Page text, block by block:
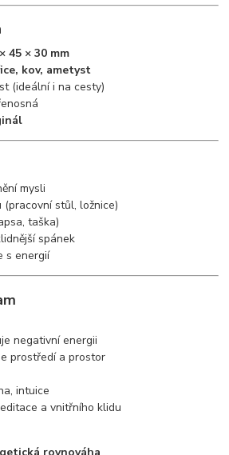
45 × 30 mm
kov, ametyst
(ideální i na cesty)
mysli
stůl, ložnice)
taška)
spánek
s energií
negativní energii
prostředí a prostor
intuice
a vnitřního klidu